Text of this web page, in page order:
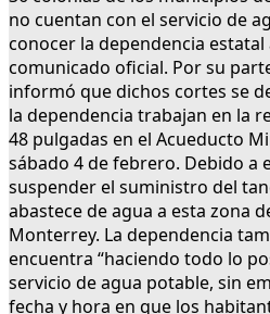
no cuentan con el servicio de
conocer la dependencia estatal
comunicado oficial. Por su
informó que dichos cortes se
la dependencia trabajan en la
48 pulgadas en el Acueducto
sábado 4 de febrero. Debido a
suspender el suministro del
abastece de agua a esta zona
Monterrey. La dependencia
encuentra “haciendo todo lo
servicio de agua potable, sin
fecha y hora en que los